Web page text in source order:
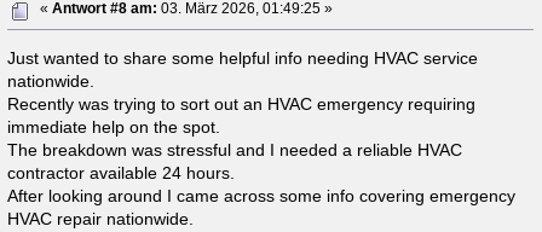
«Antwort #8 am: 03. März 2026, 01:49:25 »
Just wanted to share some helpful info needing HVAC service
nationwide.
Recently was trying to sort out an HVAC emergency requiring
immediate help on the spot.
The breakdown was stressful and I needed a reliable HVAC
contractor available 24 hours.
After looking around I came across some info covering emergency
HVAC repair nationwide.